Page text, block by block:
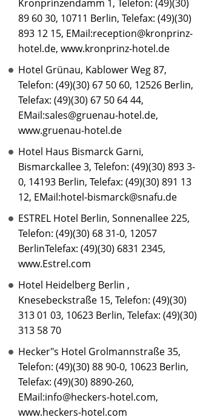
Kronprinzendamm 1, Telefon: (49)(30)
89 60 30, 10711 Berlin, Telefax: (49)(30)
893 12 15, EMail:reception@kronprinz-
hotel.de, www.kronprinz-hotel.de
Hotel Grünau, Kablower Weg 87,
Telefon: (49)(30) 67 50 60, 12526 Berlin,
Telefax: (49)(30) 67 50 64 44,
EMail:sales@gruenau-hotel.de,
www.gruenau-hotel.de
Hotel Haus Bismarck Garni,
Bismarckallee 3, Telefon: (49)(30) 893 3-
0, 14193 Berlin, Telefax: (49)(30) 891 13
12, EMail:hotel-bismarck@snafu.de
ESTREL Hotel Berlin, Sonnenallee 225,
Telefon: (49)(30) 68 31-0, 12057
BerlinTelefax: (49)(30) 6831 2345,
www.Estrel.com
Hotel Heidelberg Berlin ,
Knesebeckstraße 15, Telefon: (49)(30)
313 01 03, 10623 Berlin, Telefax: (49)(30)
313 58 70
Hecker"s Hotel Grolmannstraße 35,
Telefon: (49)(30) 88 90-0, 10623 Berlin,
Telefax: (49)(30) 8890-260,
EMail:info@heckers-hotel.com,
www.heckers-hotel.com